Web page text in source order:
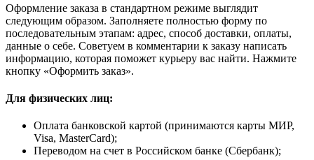
Оформление заказа в стандартном режиме выглядит
следующим образом. Заполняете полностью форму по
последовательным этапам: адрес, способ доставки, оплаты,
данные о себе. Советуем в комментарии к заказу написать
информацию, которая поможет курьеру вас найти. Нажмите
кнопку «Оформить заказ».
Для физических лиц:
Оплата банковской картой (принимаются карты МИР,
Visa, MasterCard);
Переводом на счет в Российском банке (Сбербанк);